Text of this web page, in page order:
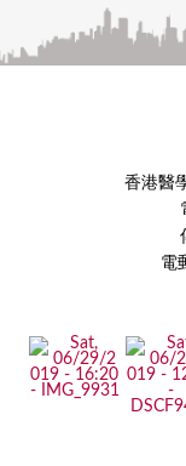
香港醫
電